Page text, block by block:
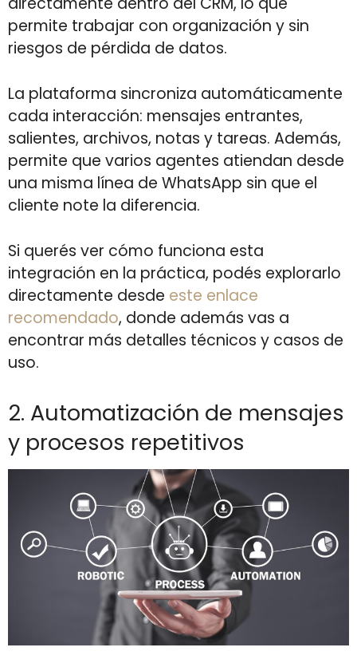
permite trabajar con organización y sin
riesgos de pérdida de datos.
La plataforma sincroniza automáticamente
cada interacción: mensajes entrantes,
salientes, archivos, notas y tareas. Además,
permite que varios agentes atiendan desde
una misma línea de WhatsApp sin que el
cliente note la diferencia.
Si querés ver cómo funciona esta
integración en la práctica, podés explorarlo
directamente desde este enlace
recomendado, donde además vas a
encontrar más detalles técnicos y casos de
uso.
2. Automatización de mensajes
y procesos repetitivos